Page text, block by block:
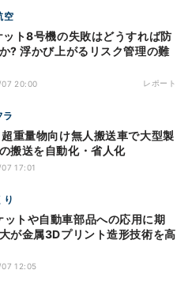
空
ト8号機の失敗はどうすれば防
? 浮かび上がるリスク管理の難
20:00 レポート
ラ
重量物向け無人搬送車で大型製
搬送を自動化・省人化
17:01
り
が金属3Dプリント造形技術を高
12:05